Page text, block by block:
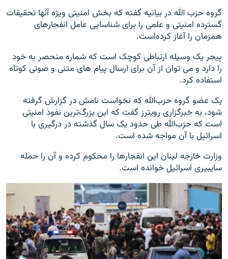
گروه حزب الله در بیانیه گفته که بخش امنیتی ویژه آنها تحقیقات
گسترده امنیتی و علمی را برای شناسایی عامل انفجارهای
همزمان را آغاز کرده‌است.
پیجر یک وسیله ارتباطی کوچک است که شماره منحصر به خود
را دارد و می توان از آن برای ارسال پیام های متنی و صوتی کوتاه
استفاده کرد.
یک عضو گروه حزب‌الله که نخواست نامش در گزارش گرفته
شود، به خبرگزاری رویترز گفت که این بزرگ‌ترین نفوذ امنیتی
است که حزب‌الله طی حدود یک سال گذشته در درگیری با
اسرائیل با آن مواجه شده است.
وزارت خارجه لبنان این انفجارها را محکوم کرده و آن را حمله
سایبیری اسرائیل خوانده است.